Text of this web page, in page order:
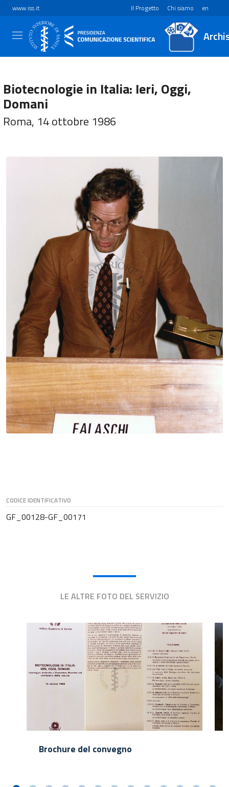
www.iss.it Il Progetto Chi siamo en
Biotecnologie in Italia: Ieri, Oggi,
Domani
Roma, 14 ottobre 1986
CODICE IDENTIFICATIVO
GF_00128-GF_00171
LE ALTRE FOTO DEL SERVIZIO
Brochure del convegno